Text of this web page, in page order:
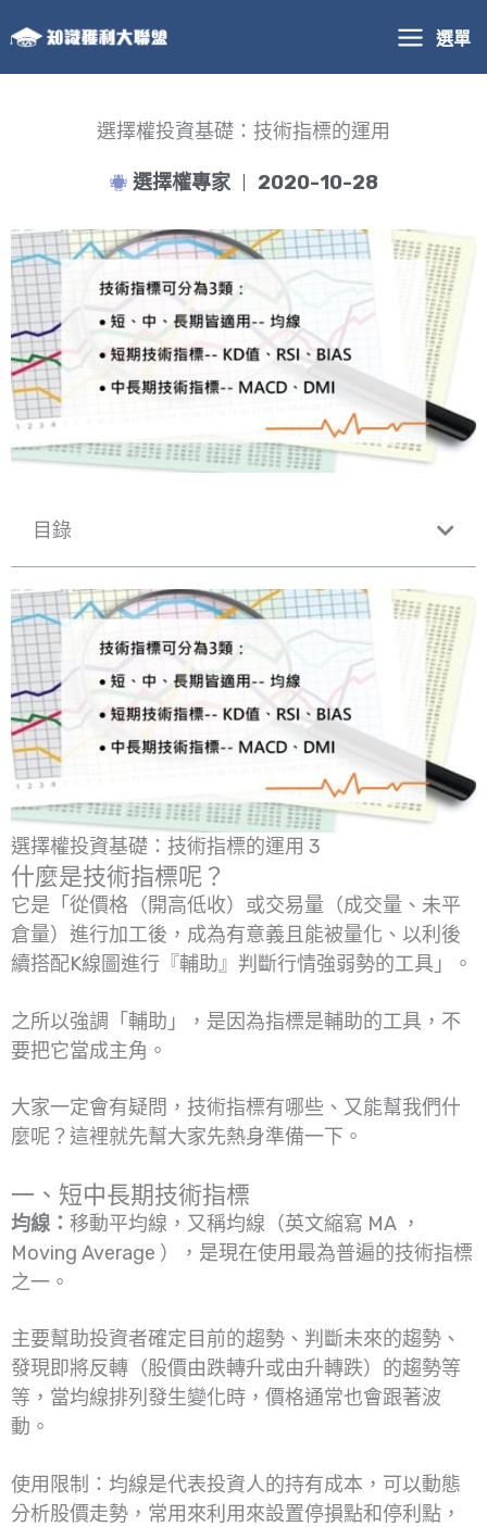
至
主
選單
選擇權投資基礎：技術指標的運用
選擇權專家 2020-10-28
目錄
選擇權投資基礎：技術指標的運用 3
什麼是技術指標呢？
它是「從價格（開高低收）或交易量（成交量、未平
倉量）進行加工後，成為有意義且能被量化、以利後
續搭配K線圖進行『輔助』判斷行情強弱勢的工具」。
之所以強調「輔助」，是因為指標是輔助的工具，不
要把它當成主角。
大家一定會有疑問，技術指標有哪些、又能幫我們什
麼呢？這裡就先幫大家先熱身準備一下。
一、短中長期技術指標
均線： 移動平均線，又稱均線（英文縮寫 MA ，
Moving Average ），是現在使用最為普遍的技術指標
之一。
主要幫助投資者確定目前的趨勢、判斷未來的趨勢、
發現即將反轉（股價由跌轉升或由升轉跌）的趨勢等
等，當均線排列發生變化時，價格通常也會跟著波
動。
使用限制：均線是代表投資人的持有成本，可以動態
分析股價走勢，常用來利用來設置停損點和停利點，